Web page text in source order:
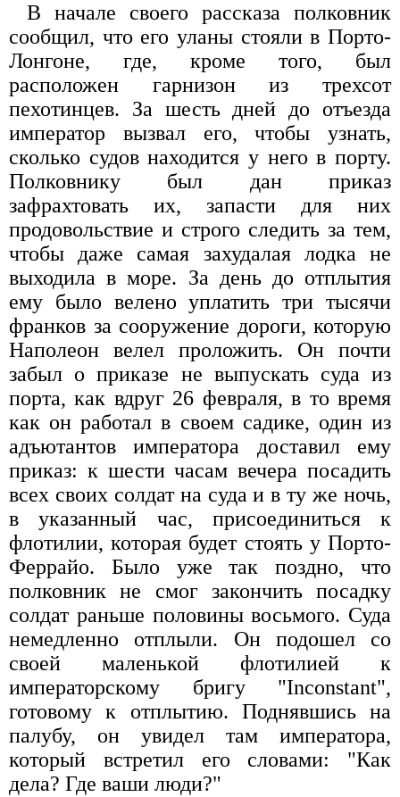
В начале своего рассказа полковник
сообщил, что его уланы стояли в Порто-
Лонгоне, где, кроме того, был
расположен гарнизон из трехсот
пехотинцев. За шесть дней до отъезда
император вызвал его, чтобы узнать,
сколько судов находится у него в порту.
Полковнику был дан приказ
зафрахтовать их, запасти для них
продовольствие и строго следить за тем,
чтобы даже самая захудалая лодка не
выходила в море. За день до отплытия
ему было велено уплатить три тысячи
франков за сооружение дороги, которую
Наполеон велел проложить. Он почти
забыл о приказе не выпускать суда из
порта, как вдруг 26 февраля, в то время
как он работал в своем садике, один из
адъютантов императора доставил ему
приказ: к шести часам вечера посадить
всех своих солдат на суда и в ту же ночь,
в указанный час, присоединиться к
флотилии, которая будет стоять у Порто-
Феррайо. Было уже так поздно, что
полковник не смог закончить посадку
солдат раньше половины восьмого. Суда
немедленно отплыли. Он подошел со
своей маленькой флотилией к
императорскому бригу "Inconstant",
готовому к отплытию. Поднявшись на
палубу, он увидел там императора,
который встретил его словами: "Как
дела? Где ваши люди?"